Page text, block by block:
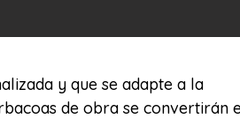
y que se adapte a la
de obra se convertirán